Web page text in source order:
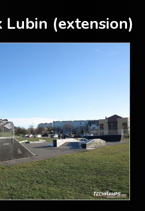
Lubin (extension)